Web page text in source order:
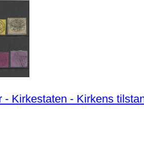
fra de første udsendelser, dobbelte for